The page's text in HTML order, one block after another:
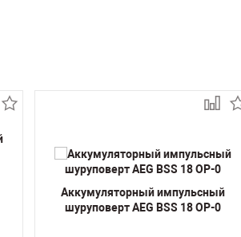
Аккумуляторный импульсный
шуруповерт AEG BSS 18 OP-0